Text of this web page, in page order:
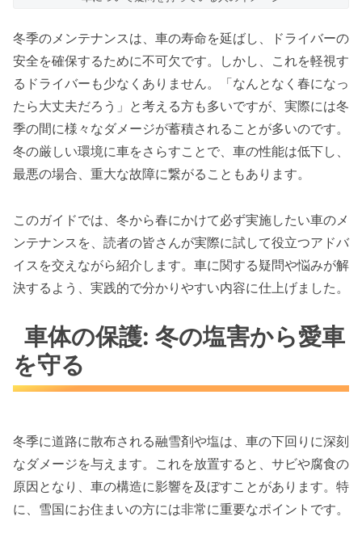
冬季のメンテナンスは、車の寿命を延ばし、ドライバーの
安全を確保するために不可欠です。しかし、これを軽視す
るドライバーも少なくありません。「なんとなく春になっ
たら大丈夫だろう」と考える方も多いですが、実際には冬
季の間に様々なダメージが蓄積されることが多いのです。
冬の厳しい環境に車をさらすことで、車の性能は低下し、
最悪の場合、重大な故障に繋がることもあります。
このガイドでは、冬から春にかけて必ず実施したい車のメ
ンテナンスを、読者の皆さんが実際に試して役立つアドバ
イスを交えながら紹介します。車に関する疑問や悩みが解
決するよう、実践的で分かりやすい内容に仕上げました。
車体の保護: 冬の塩害から愛車
を守る
冬季に道路に散布される融雪剤や塩は、車の下回りに深刻
なダメージを与えます。これを放置すると、サビや腐食の
原因となり、車の構造に影響を及ぼすことがあります。特
に、雪国にお住まいの方には非常に重要なポイントです。